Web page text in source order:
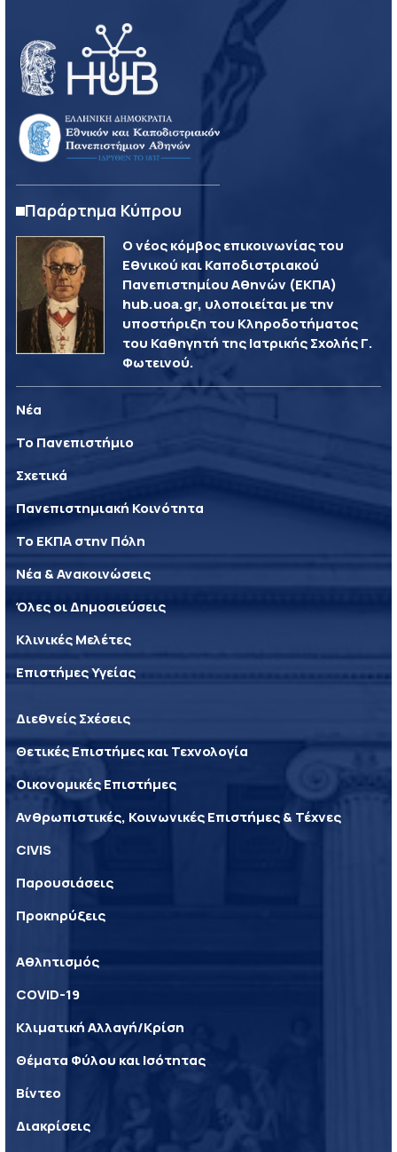
Παράρτημα Κύπρου
Ο νέος κόμβος επικοινωνίας του
Εθνικού και Καποδιστριακού
Πανεπιστημίου Αθηνών (ΕΚΠΑ)
hub.uoa.gr, υλοποιείται με την
υποστήριξη του Κληροδοτήματος
του Καθηγητή της Ιατρικής Σχολής Γ.
Φωτεινού.
Νέα
Το Πανεπιστήμιο
Σχετικά
Πανεπιστημιακή Κοινότητα
Το ΕΚΠΑ στην Πόλη
Νέα & Ανακοινώσεις
Όλες οι Δημοσιεύσεις
Κλινικές Μελέτες
Επιστήμες Υγείας
Διεθνείς Σχέσεις
Θετικές Επιστήμες και Τεχνολογία
Οικονομικές Επιστήμες
Ανθρωπιστικές, Κοινωνικές Επιστήμες & Τέχνες
CIVIS
Παρουσιάσεις
Προκηρύξεις
Αθλητισμός
COVID-19
Κλιματική Αλλαγή/Κρίση
Θέματα Φύλου και Ισότητας
Βίντεο
Διακρίσεις